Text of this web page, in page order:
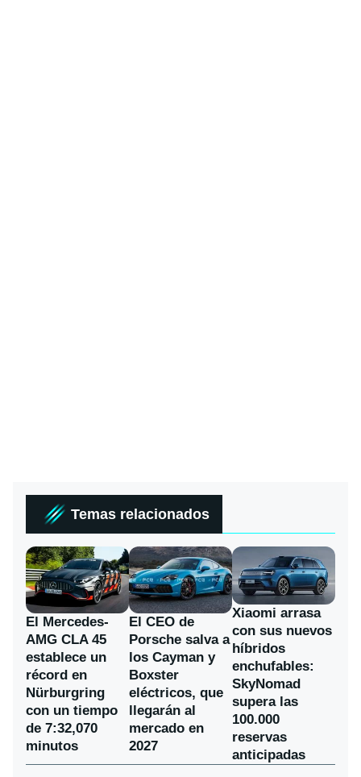
Temas relacionados
El Mercedes-
AMG CLA 45
establece un
récord en
Nürburgring
con un tiempo
de 7:32,070
minutos
El CEO de
Porsche salva a
los Cayman y
Boxster
eléctricos, que
llegarán al
mercado en
2027
Xiaomi arrasa
con sus nuevos
híbridos
enchufables:
SkyNomad
supera las
100.000
reservas
anticipadas